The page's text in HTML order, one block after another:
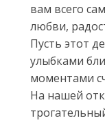
вам всего
любви,
Пусть этот
улыбками
моментами
На нашей